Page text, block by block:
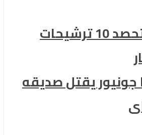
تشارليز ثيرون تحصد 10 ترشيحات
جونيور يقتل صديقه